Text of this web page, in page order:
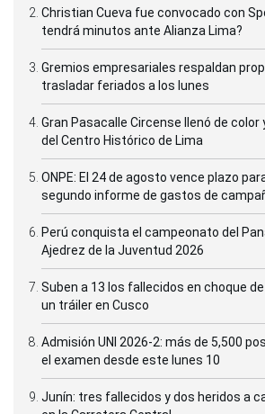
Christian Cueva fue convocado con
tendrá minutos ante Alianza Lima?
Gremios empresariales respaldan
trasladar feriados a los lunes
Gran Pasacalle Circense llenó de color
del Centro Histórico de Lima
ONPE: El 24 de agosto vence plazo
segundo informe de gastos de
Perú conquista el campeonato del
Ajedrez de la Juventud 2026
Suben a 13 los fallecidos en choque
un tráiler en Cusco
Admisión UNI 2026-2: más de 5,500
el examen desde este lunes 10
Junín: tres fallecidos y dos heridos a